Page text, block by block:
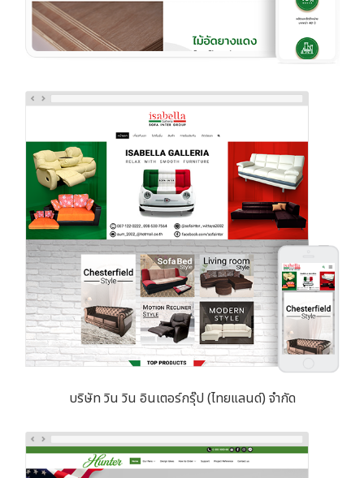
บริษัท วิน วิน อินเตอร์กรุ๊ป (ไทยแลนด์) จำกัด